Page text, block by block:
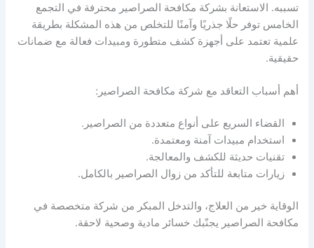
تسببه. الاستعانة بشركة مكافحة الصراصير محترفة في التجمع
الخامس توفر حلًا جذريًا وآمنًا للتخلص من هذه المشكلة بطريقة
علمية تعتمد على أجهزة كشف متطورة ومبيدات فعالة مع ضمانات
حقيقية.
أهم أسباب التعاقد مع شركة مكافحة الصراصير:
القضاء السريع على أنواع متعددة من الصراصير.
استخدام مبيدات آمنة ومعتمدة.
تقنيات حديثة للكشف والمعالجة.
زيارات متابعة للتأكد من زوال الصراصير بالكامل.
الوقاية خير من العلاج، والتدخل المبكر من شركة متخصصة في
مكافحة الصراصير يجنّبك خسائر مادية وصحية لاحقة.